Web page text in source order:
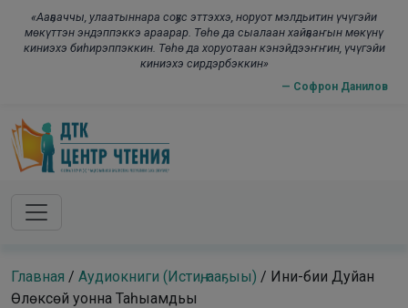
«Ааҕааччы, улаатыннара соҕус эттэххэ, норуот мэлдьитин үчүгэйи
мөкүттэн эндэппэккэ араарар. Төһө да сыалаан хайҕааҥын мөкүнү
киниэхэ биһирэппэккин. Төһө да хоруотаан кэнэйдээҥҥин, үчүгэйи
киниэхэ сирдэрбэккин»
— Софрон Данилов
Skip to main content
Главная / Аудиокниги (Истиҥ, ааҕыы) / Ини-бии Дуйан
Өлөксөй уонна Таһыамдьы